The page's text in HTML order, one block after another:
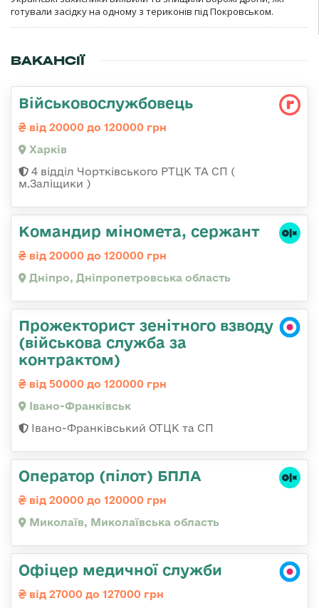
готували засідку на одному з териконів під Покровськом.
ВАКАНСІЇ
Військовослужбовець
від 20000 до 120000 грн
Харків
4 відділ Чортківського РТЦК ТА СП (
м.Заліщики )
Командир міномета, сержант
від 20000 до 120000 грн
Дніпро, Дніпропетровська область
Прожекторист зенітного взводу
(військова служба за
контрактом)
від 50000 до 120000 грн
Івано-Франківськ
Івано-Франківський ОТЦК та СП
Оператор (пілот) БПЛА
від 20000 до 120000 грн
Миколаїв, Миколаївська область
Офіцер медичної служби
від 27000 до 127000 грн